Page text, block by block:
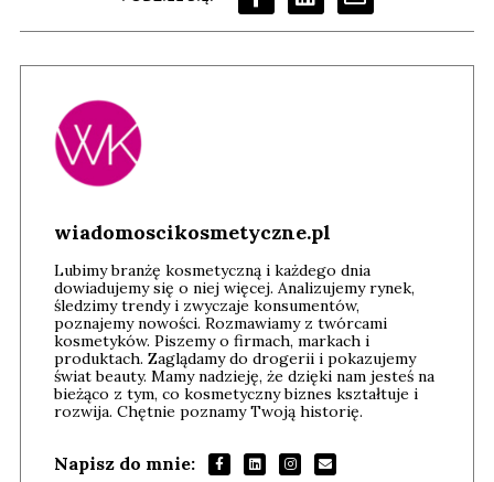
wiadomoscikosmetyczne.pl
Lubimy branżę kosmetyczną i każdego dnia
dowiadujemy się o niej więcej. Analizujemy rynek,
śledzimy trendy i zwyczaje konsumentów,
poznajemy nowości. Rozmawiamy z twórcami
kosmetyków. Piszemy o firmach, markach i
produktach. Zaglądamy do drogerii i pokazujemy
świat beauty. Mamy nadzieję, że dzięki nam jesteś na
bieżąco z tym, co kosmetyczny biznes kształtuje i
rozwija. Chętnie poznamy Twoją historię.
Napisz do mnie: